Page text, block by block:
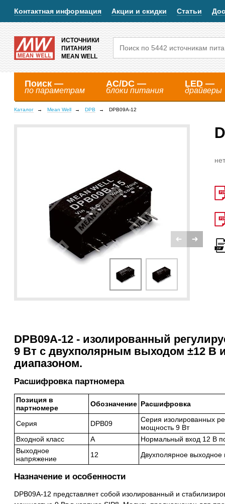
Контактная информация Акции и скидки Статьи
ИСТОЧНИКИ
ПИТАНИЯ
MEAN WELL
Поиск —
по параметрам
AC/DC —
блоки питания
LED —
драйверы
Каталог Mean Well DPB DPB09A-12
DPB09A-12 - изолированный
9 Вт с двухполярным выходом ±12 В
диапазоном.
Расшифровка партномера
Позиция в
партномере
Обозначение Расшифровка
Серия DPB09
Серия изолированных
мощность 9 Вт
Входной класс
A
Нормальный вход 12 В
Выходное
напряжение
12 Двухполярное
Назначение и особенности
DPB09A-12 представляет собой изолированный и